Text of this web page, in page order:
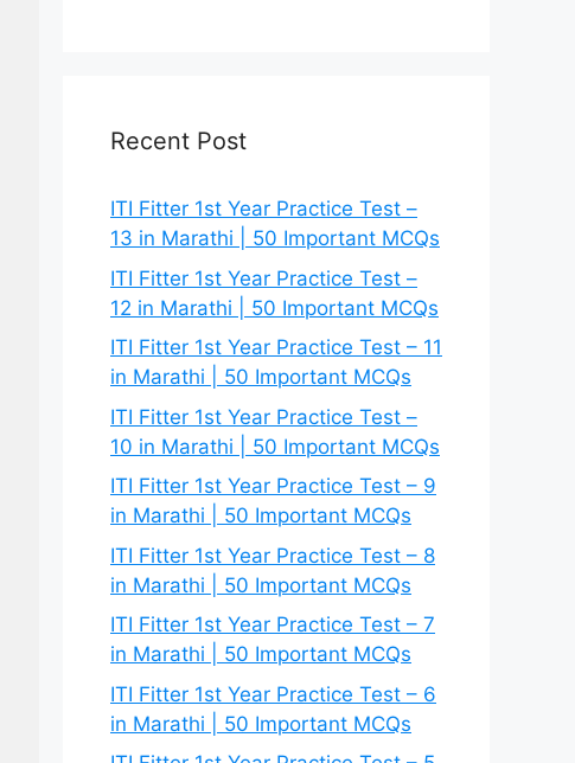
Recent Post
ITI Fitter 1st Year Practice Test –
13 in Marathi | 50 Important MCQs
ITI Fitter 1st Year Practice Test –
12 in Marathi | 50 Important MCQs
ITI Fitter 1st Year Practice Test – 11
in Marathi | 50 Important MCQs
ITI Fitter 1st Year Practice Test –
10 in Marathi | 50 Important MCQs
ITI Fitter 1st Year Practice Test – 9
in Marathi | 50 Important MCQs
ITI Fitter 1st Year Practice Test – 8
in Marathi | 50 Important MCQs
ITI Fitter 1st Year Practice Test – 7
in Marathi | 50 Important MCQs
ITI Fitter 1st Year Practice Test – 6
in Marathi | 50 Important MCQs